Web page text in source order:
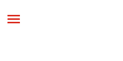
Toggle